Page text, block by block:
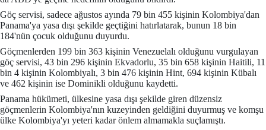
Göç servisi, sadece ağustos ayında 79 bin 455 kişinin Kolombiya'dan
Panama'ya yasa dışı şekilde geçtiğini hatırlatarak, bunun 18 bin
184'nün çocuk olduğunu duyurdu.
Göçmenlerden 199 bin 363 kişinin Venezuelalı olduğunu vurgulayan
göç servisi, 43 bin 296 kişinin Ekvadorlu, 35 bin 658 kişinin Haitili, 11
bin 4 kişinin Kolombiyalı, 3 bin 476 kişinin Hint, 694 kişinin Kübalı
ve 462 kişinin ise Dominikli olduğunu kaydetti.
Panama hükümeti, ülkesine yasa dışı şekilde giren düzensiz
göçmenlerin Kolombiya'nın kuzeyinden geldiğini duyurmuş ve komşu
ülke Kolombiya'yı yeteri kadar önlem almamakla suçlamıştı.